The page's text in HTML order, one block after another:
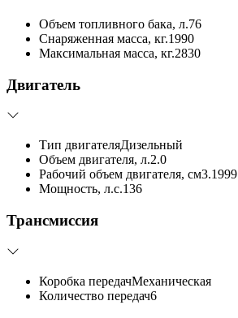
Объем топливного бака, л.76
Снаряженная масса, кг.1990
Максимальная масса, кг.2830
Двигатель
Тип двигателяДизельный
Объем двигателя, л.2.0
Рабочий объем двигателя, см3.1999
Мощность, л.с.136
Трансмиссия
Коробка передачМеханическая
Количество передач6